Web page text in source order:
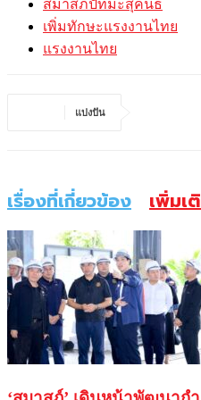
สมาสภ์ปัทมะสุคนธ์
เพิ่มทักษะแรงงานไทย
แรงงานไทย
แบ่งปัน
เรื่องที่เกี่ยวข้อง เพิ่มเ